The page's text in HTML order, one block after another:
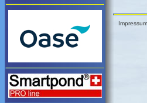
Impressum